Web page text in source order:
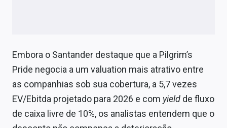
Embora o Santander destaque que a Pilgrim’s
Pride negocia a um valuation mais atrativo entre
as companhias sob sua cobertura, a 5,7 vezes
EV/Ebitda projetado para 2026 e com yield de fluxo
de caixa livre de 10%, os analistas entendem que o